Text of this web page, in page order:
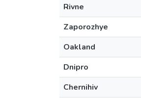
Rivne
Zaporozhye
Oakland
Dnipro
Chernihiv